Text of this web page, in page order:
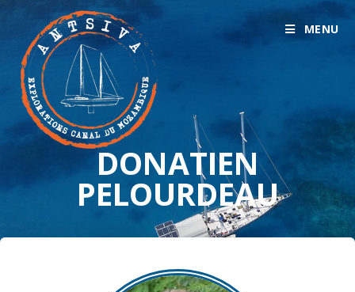
MENU
DONATIEN
PELOURDEAU